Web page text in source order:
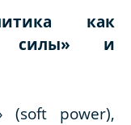
как
силы» и
(soft power),